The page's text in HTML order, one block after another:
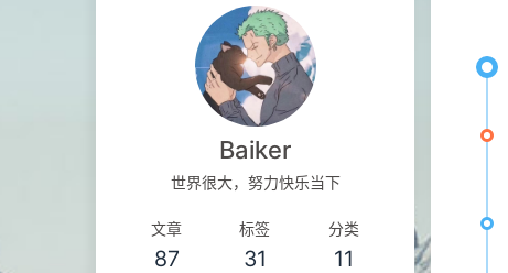
Baiker
世界很大，努力快乐当下
文章
87
标签
31
分类
11